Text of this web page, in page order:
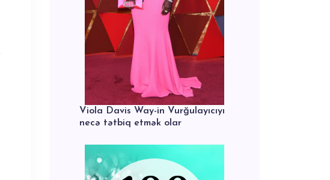
Viola Davis Way-in Vurğulayıcıyı
necə tətbiq etmək olar